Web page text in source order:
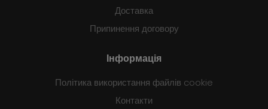
Доставка
Припинення договору
Інформація
Політика використання файлів cookie
Контакти